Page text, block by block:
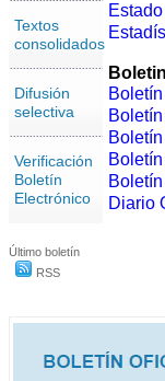
Textos
consolidados
Difusión
selectiva
Verificación
Boletín
Electrónico
Último boletín
RSS
Diario